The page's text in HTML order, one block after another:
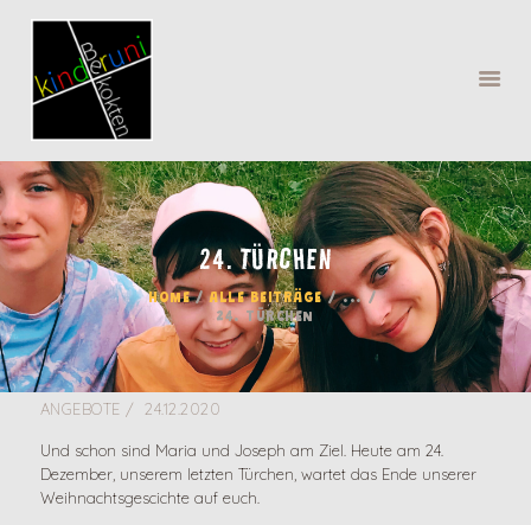
24. TÜRCHEN
HOME ALLE BEITRÄGE
...
24. TÜRCHEN
MENÜ
ANGEBOTE 24.12.2020
Und schon sind Maria und Joseph am Ziel. Heute am 24.
Dezember, unserem letzten Türchen, wartet das Ende unserer
Weihnachtsgescichte auf euch.